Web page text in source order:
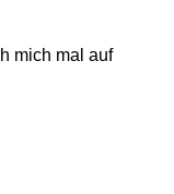
mich mal auf